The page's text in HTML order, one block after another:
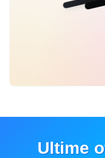
Ultime